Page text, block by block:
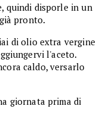
quindi disporle in un
pronto.
di olio extra vergine
l'aceto.
caldo, versarlo
giornata prima di